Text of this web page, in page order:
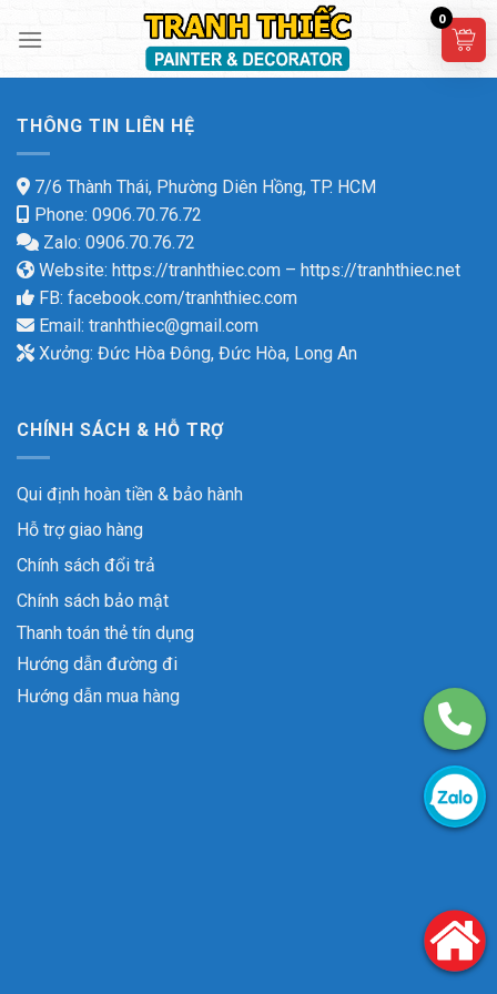
THÔNG TIN LIÊN HỆ
7/6 Thành Thái, Phường Diên Hồng, TP. HCM
Phone: 0906.70.76.72
Zalo: 0906.70.76.72
Website: https://tranhthiec.com – https://tranhthiec.net
FB: facebook.com/tranhthiec.com
Email: tranhthiec@gmail.com
Xưởng: Đức Hòa Đông, Đức Hòa, Long An
CHÍNH SÁCH & HỖ TRỢ
Qui định hoàn tiền & bảo hành
Hỗ trợ giao hàng
Chính sách đổi trả
Chính sách bảo mật
Thanh toán thẻ tín dụng
Hướng dẫn đường đi
Hướng dẫn mua hàng
0